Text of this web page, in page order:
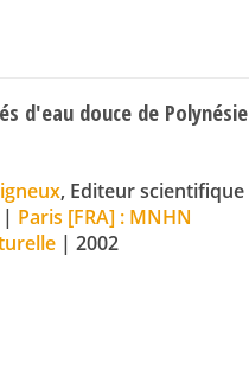
d'eau douce de Polynésie
, Editeur scientifique
| Paris [FRA] : MNHN
| 2002